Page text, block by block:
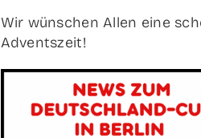
Wir wün­schen Allen eine
Adventszeit!